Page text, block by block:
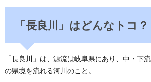
「長良川」はどんなトコ？
「長良川」は、源流は岐阜県にあり、中・下
の県境を流れる河川のこと。